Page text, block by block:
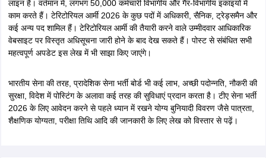
NET Exam PatternUGC NET Question Papers
Question Papers
लाइन है। वर्तमान में, लगभग 50,000 कर्मचारी विभागीय और गैर-विभागीय इकाइयों में
काम करते हैं। टेरिटोरियल आर्मी 2026 के कुछ पदों में अधिकारी, सैनिक, ट्रेड्समैन और
कई अन्य पद शामिल हैं। टेरिटोरियल आर्मी की तैयारी करने वाले उम्मीदवार आधिकारिक
वेबसाइट पर विस्तृत अधिसूचना जारी होने के बाद देख सकते हैं। पोस्ट से संबंधित सभी
महत्वपूर्ण अपडेट इस लेख में भी साझा किए जाएंगे।
भारतीय सेना की तरह, प्रादेशिक सेना भर्ती बोर्ड भी कई लाभ, अच्छी पदोन्नति, नौकरी की
सुरक्षा, विदेश में पोस्टिंग के अलावा कई तरह की सुविधाएं प्रदान करता है। टीए सेना भर्ती
2026 के लिए आवेदन करने से पहले ध्यान में रखने योग्य बुनियादी विवरण जैसे पात्रता,
शैक्षणिक योग्यता, परीक्षा तिथि आदि की जानकारी के लिए लेख को विस्तार से पढ़ें।